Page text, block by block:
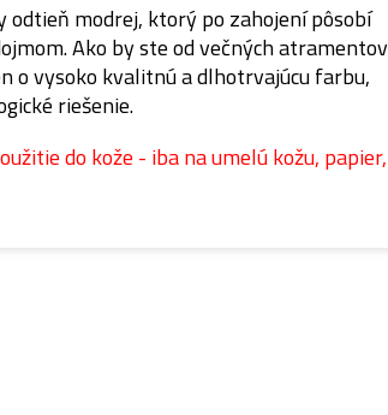
odtieň modrej, ktorý po zahojení pôsobí
Ako by ste od večných atramentov
o vysoko kvalitnú a dlhotrvajúcu farbu,
riešenie.
do kože - iba na umelú kožu, papier,